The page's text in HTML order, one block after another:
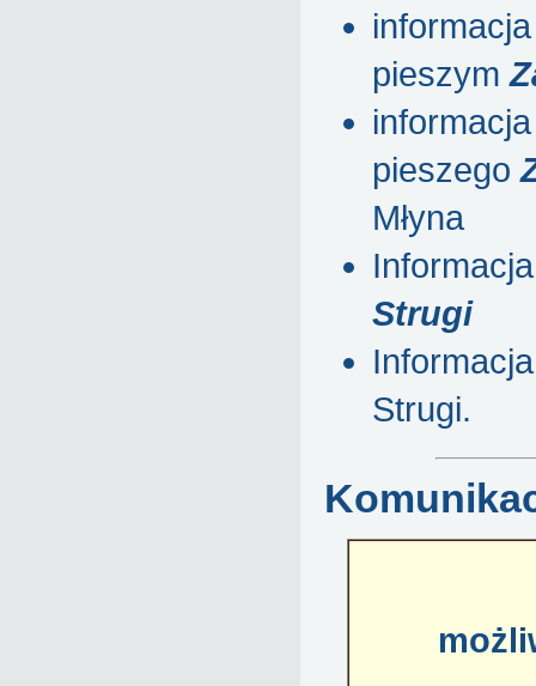
pieszym
pieszego
Młyna
Strugi
Strugi.